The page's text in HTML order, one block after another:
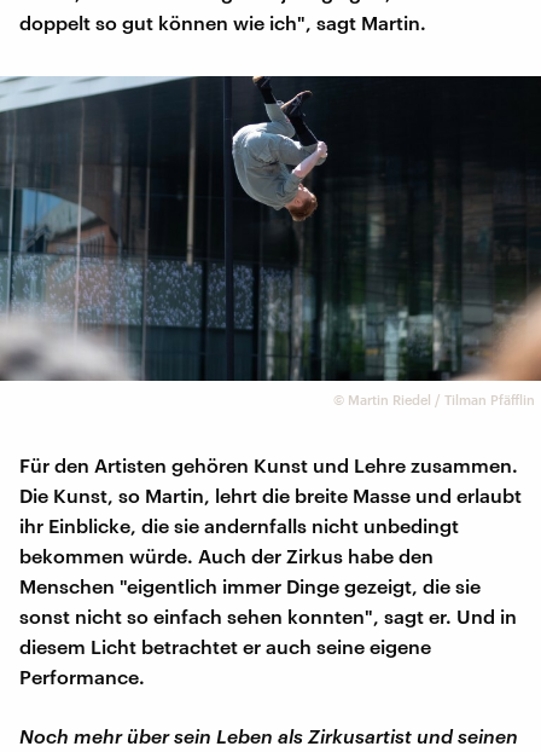
doppelt so gut können wie ich", sagt Martin.
© Martin Riedel / Tilman Pfäfflin
Für den Artisten gehören Kunst und Lehre zusammen.
Die Kunst, so Martin, lehrt die breite Masse und erlaubt
ihr Einblicke, die sie andernfalls nicht unbedingt
bekommen würde. Auch der Zirkus habe den
Menschen "eigentlich immer Dinge gezeigt, die sie
sonst nicht so einfach sehen konnten", sagt er. Und in
diesem Licht betrachtet er auch seine eigene
Performance.
Noch mehr über sein Leben als Zirkusartist und seinen